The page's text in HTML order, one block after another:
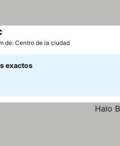
de: Centro de la ciudad
exactos